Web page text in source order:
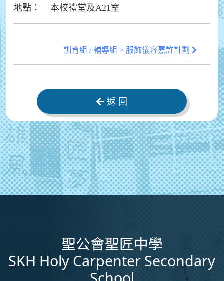
地點： 本校禮堂及A21室
訓育組 / 輔導組 > 服飾儀容嘉許計劃
返 回
聖公會聖匠中學
SKH Holy Carpenter Secondary